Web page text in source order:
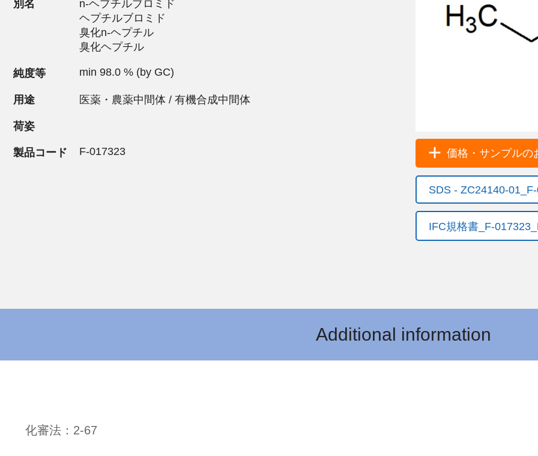
価格・サンプルの
SDS - ZC24140-
IFC規格書_F-
別名
n-ヘプチルブロミド
ヘプチルブロミド
臭化n-ヘプチル
臭化ヘプチル
純度等 min 98.0 % (by GC)
用途 医薬・農薬中間体 / 有機合成中間体
荷姿
製品コード F-017323
Additional information
化審法：2-67